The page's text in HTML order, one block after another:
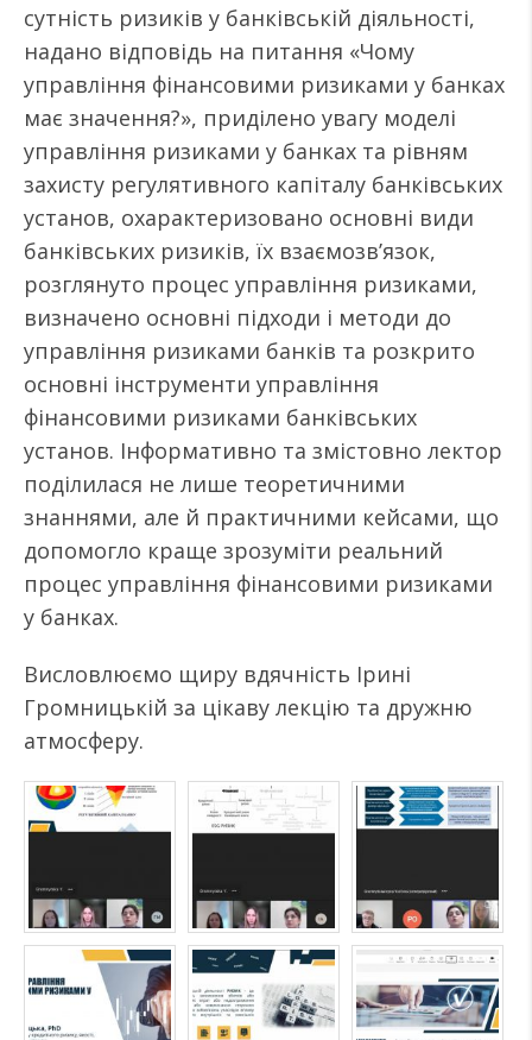
сутність ризиків у банківській діяльності,
надано відповідь на питання «Чому
управління фінансовими ризиками у банках
має значення?», приділено увагу моделі
управління ризиками у банках та рівням
захисту регулятивного капіталу банківських
установ, охарактеризовано основні види
банківських ризиків, їх взаємозв’язок,
розглянуто процес управління ризиками,
визначено основні підходи і методи до
управління ризиками банків та розкрито
основні інструменти управління
фінансовими ризиками банківських
установ. Інформативно та змістовно лектор
поділилася не лише теоретичними
знаннями, але й практичними кейсами, що
допомогло краще зрозуміти реальний
процес управління фінансовими ризиками
у банках.
Висловлюємо щиру вдячність Ірині
Громницькій за цікаву лекцію та дружню
атмосферу.